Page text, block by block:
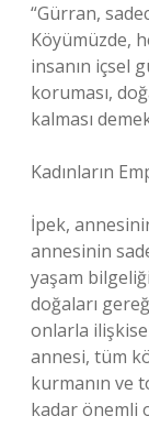
“Gürran,
Köyümüzde,
insanın içsel
koruması,
kalması
Kadınların
İpek,
annesinin
yaşam
doğaları
onlarla
annesi, tüm
kurmanın ve
kadar önemli